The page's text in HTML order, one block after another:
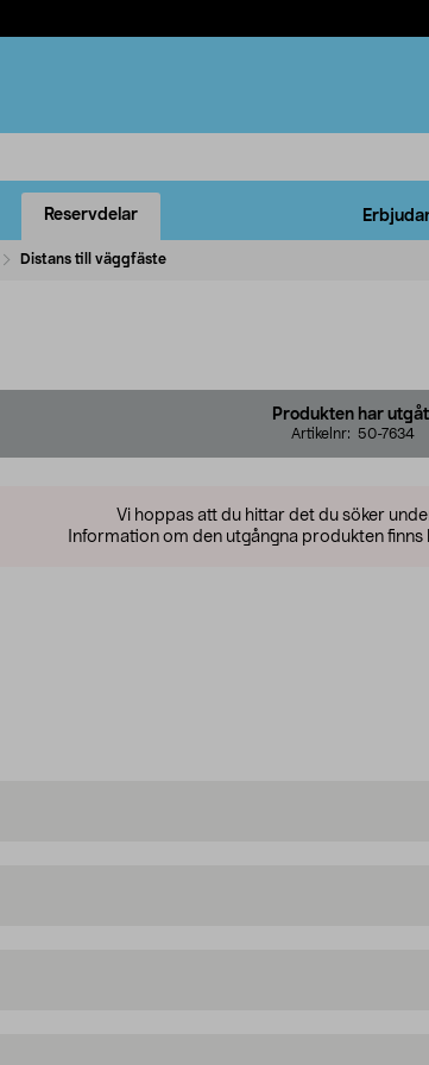
Reservdelar
Distans till väggfäste
Produkten har
Artikelnr: 50-7634
Vi hoppas att du hittar det du söker
Information om den utgångna produkten finns